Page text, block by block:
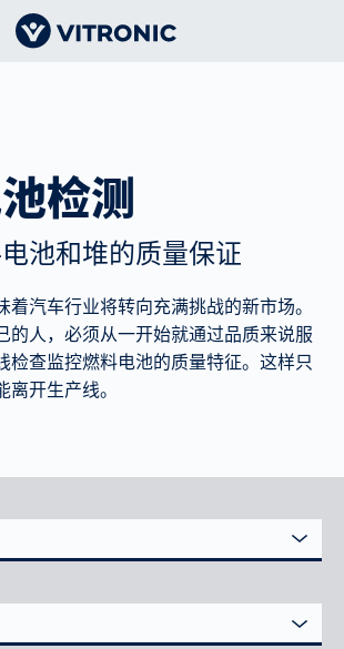
检测
池和堆的质量保证
着汽车行业将转向充满挑战的新市场。
的人，必须从一开始就通过品质来说服
检查监控燃料电池的质量特征。这样只
离开生产线。